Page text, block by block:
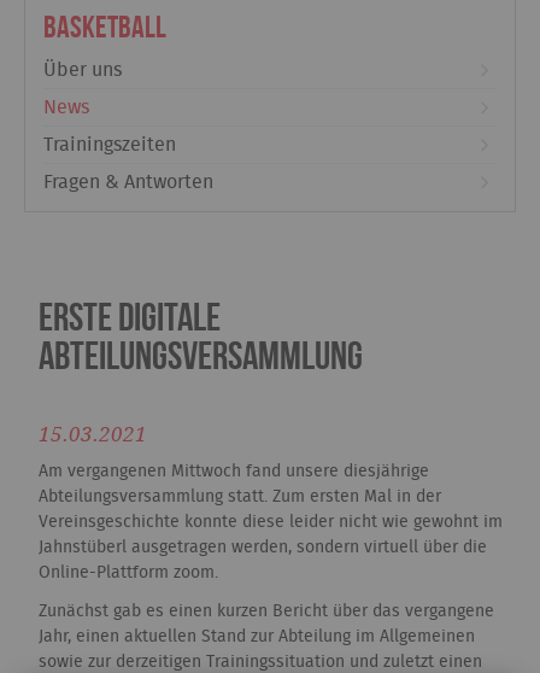
Basketball
Über uns
News
Trainingszeiten
Fragen & Antworten
Erste digitale
Abteilungsversammlung
15.03.2021
Am vergangenen Mittwoch fand unsere diesjährige
Abteilungsversammlung statt. Zum ersten Mal in der
Vereinsgeschichte konnte diese leider nicht wie gewohnt im
Jahnstüberl ausgetragen werden, sondern virtuell über die
Online-Plattform zoom.
Zunächst gab es einen kurzen Bericht über das vergangene
Jahr, einen aktuellen Stand zur Abteilung im Allgemeinen
sowie zur derzeitigen Trainingssituation und zuletzt einen